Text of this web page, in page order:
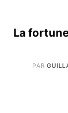
La
PAR